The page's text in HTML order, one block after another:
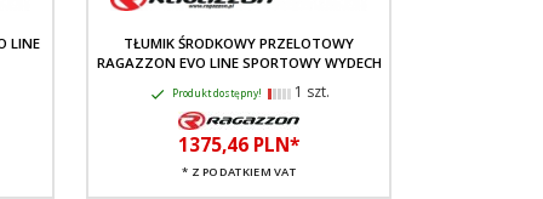
LINE
TŁUMIK ŚRODKOWY PRZELOTOWY
RAGAZZON EVO LINE SPORTOWY WYDECH
Produkt dostępny! 1 szt.
1375,46 PLN*
* Z PODATKIEM VAT